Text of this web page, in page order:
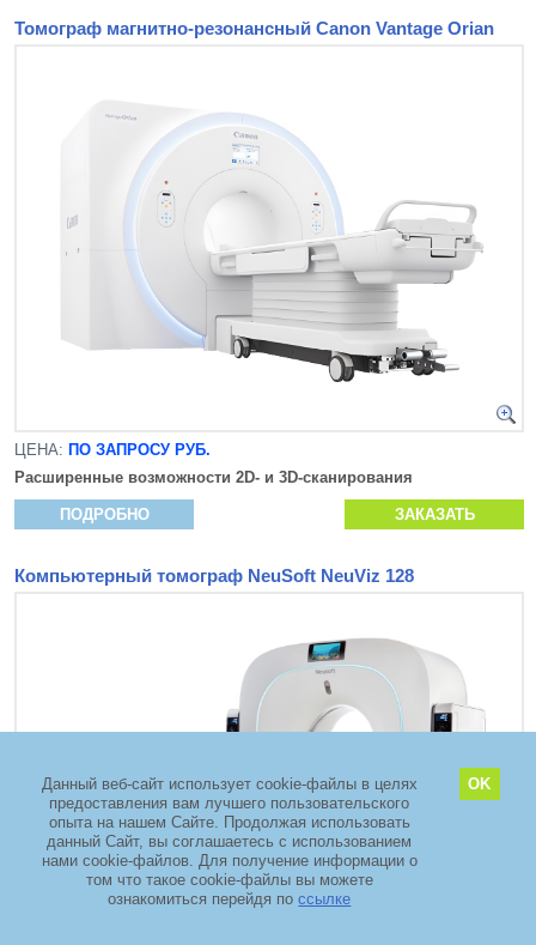
Томограф магнитно-резонансный Canon Vantage Orian
ЦЕНА: ПО ЗАПРОСУ РУБ.
Расширенные возможности 2D- и 3D-сканирования
ПОДРОБНО ЗАКАЗАТЬ
Компьютерный томограф NeuSoft NeuViz 128
Данный веб-сайт использует cookie-файлы в целях
предоставления вам лучшего пользовательского
опыта на нашем Сайте. Продолжая использовать
данный Сайт, вы соглашаетесь с использованием
нами cookie-файлов. Для получение информации о
том что такое cookie-файлы вы можете
ознакомиться перейдя поссылке
OK